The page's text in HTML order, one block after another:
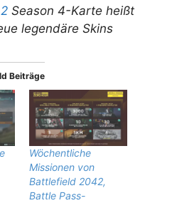
Season 4-Karte heißt
legendäre Skins
Beiträge
Wöchentliche
Missionen von
Battlefield 2042,
Battle Pass-